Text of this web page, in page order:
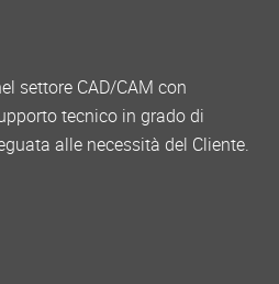
settore CAD/CAM con
tecnico in grado di
alle necessità del Cliente.